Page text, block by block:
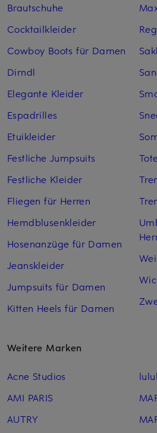
Brautschuhe
Cocktailkleider
Cowboy Boots für Damen
Dirndl
Elegante Kleider
Espadrilles
Etuikleider
Festliche Jumpsuits
Festliche Kleider
Fliegen für Herren
Hemdblusenkleider
Hosenanzüge für Damen
Jeanskleider
Jumpsuits für Damen
Kitten Heels für Damen
Weitere Marken
Acne Studios
AMI PARIS
AUTRY